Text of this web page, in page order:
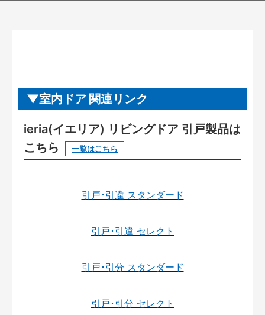
室内ドア 関連リンク
ieria(イエリア) リビングドア 引戸製品は
こちら
一覧はこちら
引戸･引違 スタンダード
引戸･引違 セレクト
引戸･引分 スタンダード
引戸･引分 セレクト